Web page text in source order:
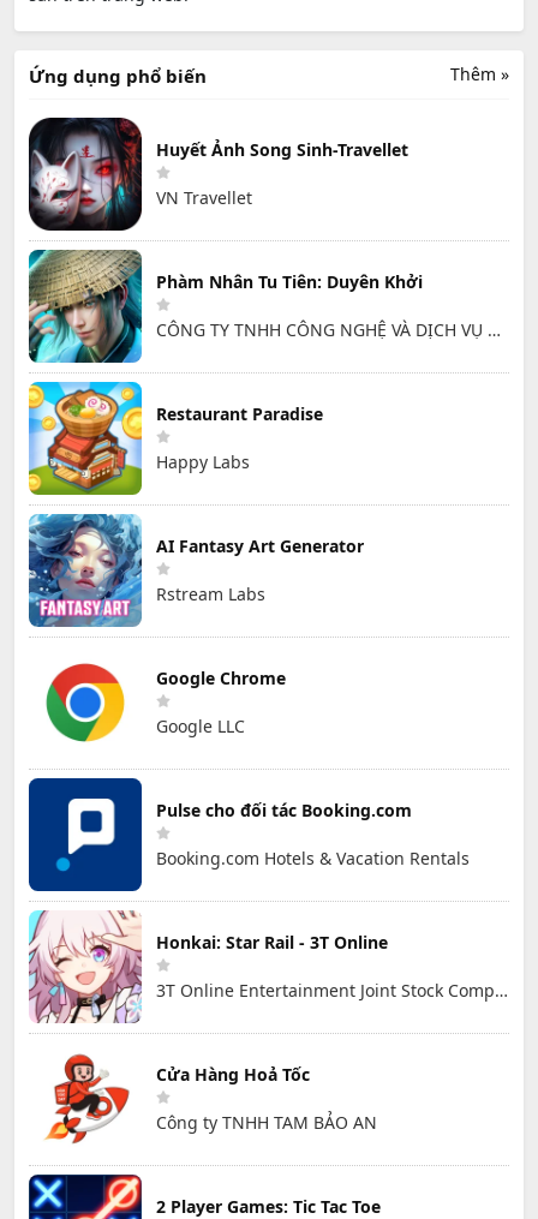
Thêm »
Ứng dụng phổ biến
Huyết Ảnh Song Sinh-Travellet
VN Travellet
Phàm Nhân Tu Tiên: Duyên Khởi
CÔNG TY TNHH CÔNG NGHỆ VÀ DỊCH VỤ HỒNG HÀ
Restaurant Paradise
Happy Labs
AI Fantasy Art Generator
Rstream Labs
Google Chrome
Google LLC
Pulse cho đối tác Booking.com
Booking.com Hotels & Vacation Rentals
Honkai: Star Rail - 3T Online
3T Online Entertainment Joint Stock Company
Cửa Hàng Hoả Tốc
Công ty TNHH TAM BẢO AN
2 Player Games: Tic Tac Toe